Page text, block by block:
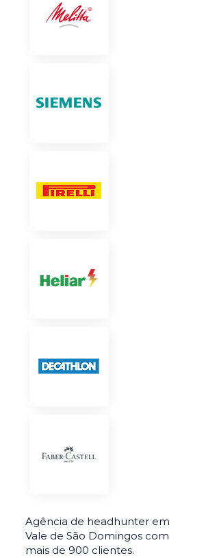
Agência de headhunter em
Vale de São Domingos com
mais de 900 clientes.